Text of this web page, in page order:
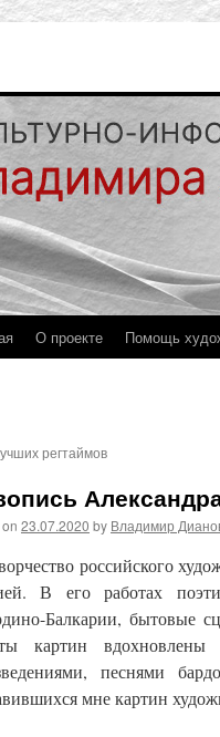
О проекте Помощь
регтаймов
23.07.2020 by Владимир
российского
В его работах
Балкарии, бытовые
картин вдохновлены
песнями
мне картин